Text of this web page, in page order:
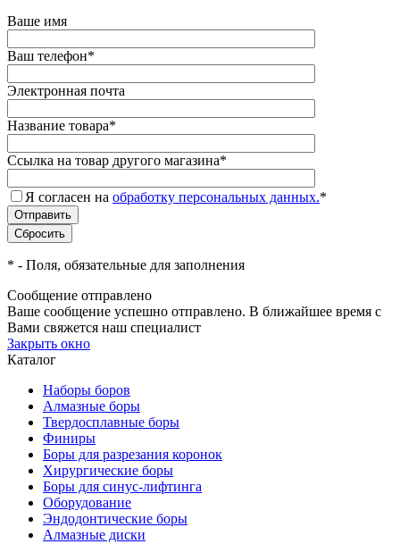
Ваше имя
Ваш телефон*
Электронная почта
Название товара*
Ссылка на товар другого магазина*
Я согласен на обработку персональных данных.*
* - Поля, обязательные для заполнения
Сообщение отправлено
Ваше сообщение успешно отправлено. В ближайшее время с
Вами свяжется наш специалист
Закрыть окно
Каталог
Наборы боров
Алмазные боры
Твердосплавные боры
Финиры
Боры для разрезания коронок
Хирургические боры
Боры для синус-лифтинга
Оборудование
Эндодонтические боры
Алмазные диски